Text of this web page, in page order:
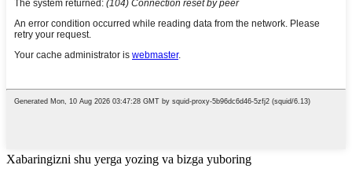
Xabaringizni shu yerga yozing va bizga yuboring